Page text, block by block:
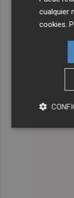
cualquier
cookies .